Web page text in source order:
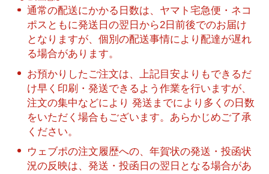
通常の配送にかかる日数は、ヤマト宅急便・ネコ
ポスともに発送日の翌日から2日前後でのお届け
となりますが、個別の配送事情により配達が遅れ
る場合があります。
お預かりしたご注文は、上記目安よりもできるだ
け早く印刷・発送できるよう作業を行いますが、
注文の集中などにより 発送までにより多くの日数
をいただく場合もございます。あらかじめご了承
ください。
ウェブポの注文履歴への、年賀状の発送・投函状
況の反映は、発送・投函日の翌日となる場合があ